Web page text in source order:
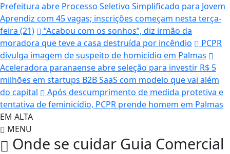
Prefeitura abre Processo Seletivo Simplificado para Jovem
Aprendiz com 45 vagas; inscrições começam nesta terça-
feira (21)
“Acabou com os sonhos”, diz irmão da
moradora que teve a casa destruída por incêndio
PCPR
divulga imagem de suspeito de homicídio em Palmas
Aceleradora paranaense abre seleção para investir R$ 5
milhões em startups B2B SaaS com modelo que vai além
do capital
Após descumprimento de medida protetiva e
tentativa de feminicídio, PCPR prende homem em Palmas
EM ALTA
MENU
Onde se cuidar Guia Comercial